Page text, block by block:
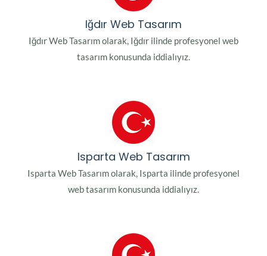
Iğdır Web Tasarım
Iğdır Web Tasarım olarak, Iğdır ilinde profesyonel web
tasarım konusunda iddialıyız.
Isparta Web Tasarım
Isparta Web Tasarım olarak, Isparta ilinde profesyonel
web tasarım konusunda iddialıyız.